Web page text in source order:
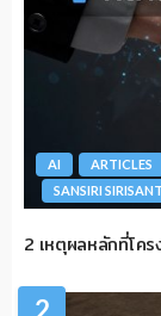
AI ARTICLES
SANSIRI
2 เหตุผลหลักที่โคร